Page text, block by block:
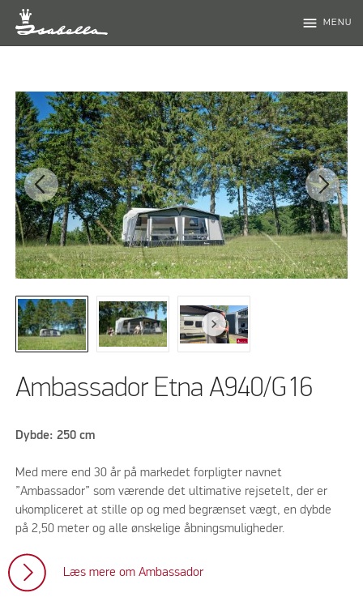
menu MENU
Ambassador Etna A940/G16
Dybde: 250 cm
Med mere end 30 år på markedet forpligter navnet
”Ambassador” som værende det ultimative rejsetelt, der er
ukompliceret at stille op og med begrænset vægt, en dybde
på 2,50 meter og alle ønskelige åbningsmuligheder.
Læs mere om Ambassador